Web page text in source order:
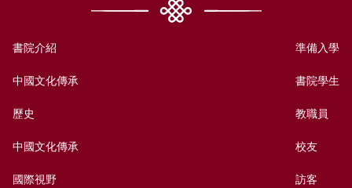
書院介紹
中國文化傳承
歷史
中國文化傳承
國際視野
準備入學
書院學生
教職員
校友
訪客